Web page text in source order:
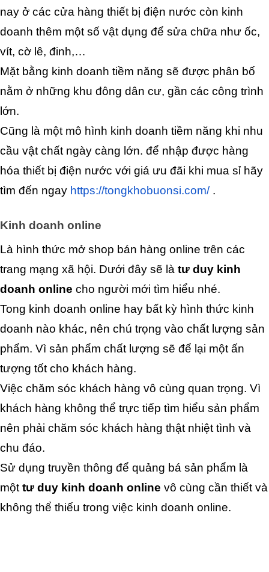
nay ở các cửa hàng thiết bị điện nước còn kinh
doanh thêm một số vật dụng để sửa chữa như ốc,
vít, cờ lê, đinh,…
Mặt bằng kinh doanh tiềm năng sẽ được phân bố
nằm ở những khu đông dân cư, gần các công trình
lớn.
Cũng là một mô hình kinh doanh tiềm năng khi nhu
cầu vật chất ngày càng lớn. để nhập được hàng
hóa thiết bị điện nước với giá ưu đãi khi mua sỉ hãy
tìm đến ngay https://tongkhobuonsi.com/ .
Kinh doanh online
Là hình thức mở shop bán hàng online trên các
trang mạng xã hội. Dưới đây sẽ là tư duy kinh
doanh online cho người mới tìm hiểu nhé.
Tong kinh doanh online hay bất kỳ hình thức kinh
doanh nào khác, nên chú trọng vào chất lượng sản
phẩm. Vì sản phẩm chất lượng sẽ để lại một ấn
tượng tốt cho khách hàng.
Việc chăm sóc khách hàng vô cùng quan trọng. Vì
khách hàng không thể trực tiếp tìm hiểu sản phẩm
nên phải chăm sóc khách hàng thật nhiệt tình và
chu đáo.
Sử dụng truyền thông để quảng bá sản phẩm là
một tư duy kinh doanh online vô cùng cần thiết và
không thể thiếu trong việc kinh doanh online.